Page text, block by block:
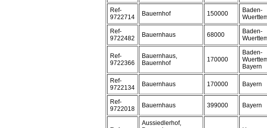
Ref-
9722714
Bauernhof 150000
Baden-
Ref-
9722482
Bauernhaus 68000
Baden-
Ref-
9722366
Bauernhaus,
Bauernhof
170000
Baden-
Bayern
Ref-
9722134
Bauernhaus 170000 Bayern
Ref-
9722018
Bauernhaus 399000 Bayern
Aussiedlerhof,